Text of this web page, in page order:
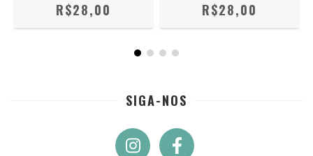
R$28,00 R$28,00
SIGA-NOS